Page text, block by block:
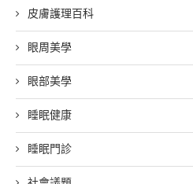
皮膚護理百科
眼周美學
眼部美學
睡眠健康
睡眠門診